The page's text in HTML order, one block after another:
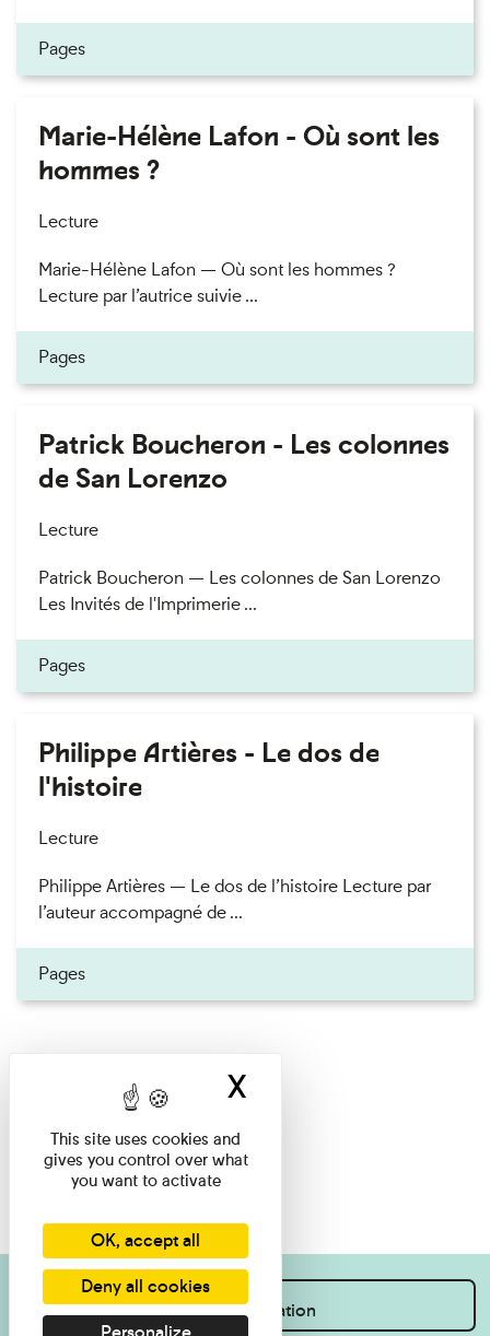
Pages
Marie-Hélène Lafon - Où sont les
hommes ?
Lecture
Marie-Hélène Lafon — Où sont les hommes ?
Lecture par l’autrice suivie ...
Pages
Patrick Boucheron - Les colonnes
de San Lorenzo
Lecture
Patrick Boucheron — Les colonnes de San Lorenzo
Les Invités de l'Imprimerie ...
Pages
Philippe Artières - Le dos de
l'histoire
Lecture
Philippe Artières — Le dos de l’histoire Lecture par
l’auteur accompagné de ...
Pages
I want information
This site uses cookies and
gives you control over what
you want to activate
OK, accept all
Deny all cookies
X